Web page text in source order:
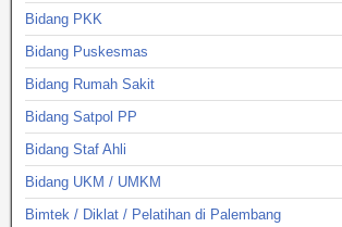
Bidang PKK
Bidang Puskesmas
Bidang Rumah Sakit
Bidang Satpol PP
Bidang Staf Ahli
Bidang UKM / UMKM
Bimtek / Diklat / Pelatihan di Palembang